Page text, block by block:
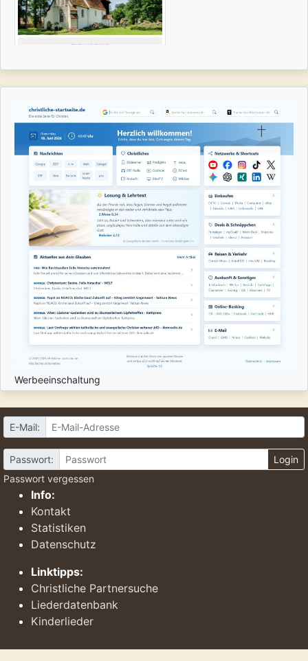
Werbeeinschaltung
E-Mail:
Passwort:
Login
Passwort vergessen
Info:
Kontakt
Statistiken
Datenschutz
Linktipps:
Christliche Partnersuche
Liederdatenbank
Kinderlieder